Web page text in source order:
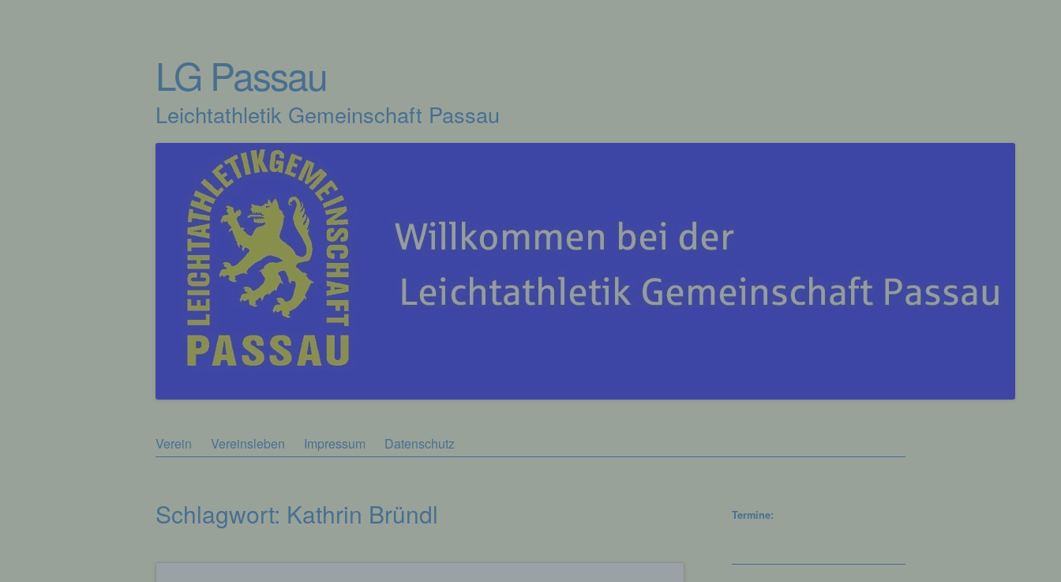
LG Passau
Leichtathletik Gemeinschaft Passau
Zum
Verein Vereinsleben Impressum Datenschutz
Schlagwort: Kathrin Bründl Termine: